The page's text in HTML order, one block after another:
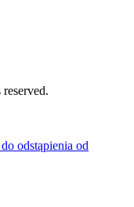
odstąpienia od